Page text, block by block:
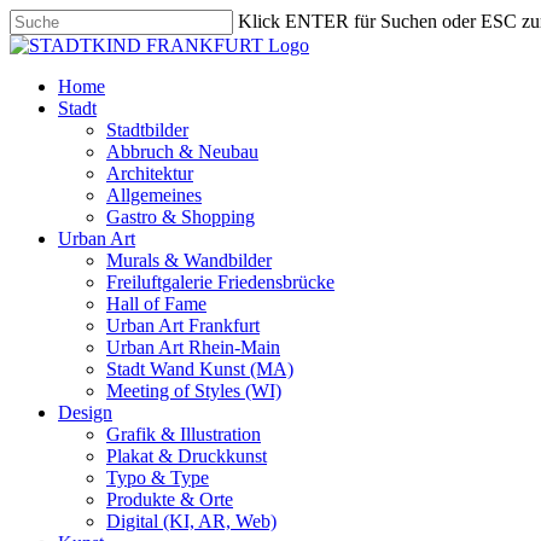
Skip
to
content
Klick ENTER für Suchen oder ESC
Close
search
Menu
Home
Stadt
Stadtbilder
Abbruch & Neubau
Architektur
Allgemeines
Gastro & Shopping
Urban Art
Murals & Wandbilder
Freiluftgalerie Friedensbrücke
Hall of Fame
Urban Art Frankfurt
Urban Art Rhein-Main
Stadt Wand Kunst (MA)
Meeting of Styles (WI)
Design
Grafik & Illustration
Plakat & Druckkunst
Typo & Type
Produkte & Orte
Digital (KI, AR, Web)